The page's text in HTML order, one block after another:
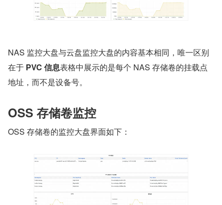
NAS 监控大盘与云盘监控大盘的内容基本相同，唯一区别
在于 PVC 信息表格中展示的是每个 NAS 存储卷的挂载点
地址，而不是设备号。
OSS 存储卷监控
OSS 存储卷的监控大盘界面如下：